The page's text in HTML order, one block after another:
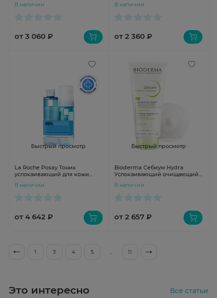
макияжа для
В наличии
от 3 060 ₽
В наличии
от 2 360 ₽
Быстрый просмотр
La Roche Posay Тоник
успокаивающий для кожи
200мл + пенка мицеллярная
В наличии
от 4 642 ₽
Быстрый просмотр
Bioderma Себиум Hydra
Успокаивающий очищающий
В наличии
от 2 657 ₽
1 3 4 5 ... 11
Это интересно Все статьи